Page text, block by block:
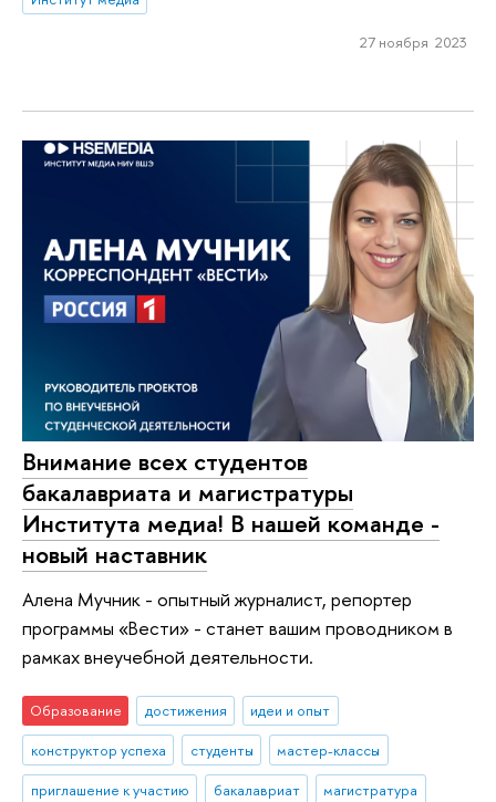
27 ноября 2023
Внимание всех студентов
бакалавриата и магистратуры
Института медиа! В нашей команде -
новый наставник
Алена Мучник - опытный журналист, репортер
программы «Вести» - станет вашим проводником в
рамках внеучебной деятельности.
Образование достижения
идеи и опыт
конструктор успеха
студенты
мастер-классы
приглашение к участию
бакалавриат
магистратура